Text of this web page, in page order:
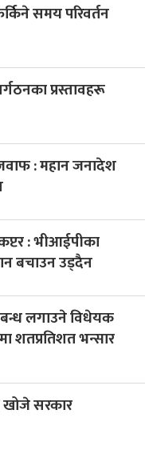
समय परिवर्तन
प्रस्तावहरू
: महान जनादेश
: भीआईपीका
बचाउन उड्दैन
लगाउने विधेयक
शतप्रतिशत भन्सार
सरकार